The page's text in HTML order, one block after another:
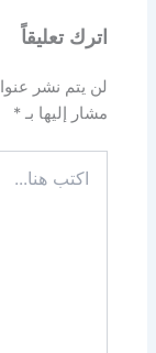
اترك تعليقاً
لن يتم نشر
مشار إليها بـ*
هنا...